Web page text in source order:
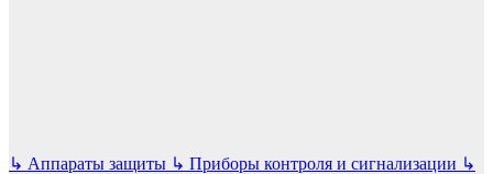
↳ Аппараты защиты ↳ Приборы контроля и сигнализации ↳